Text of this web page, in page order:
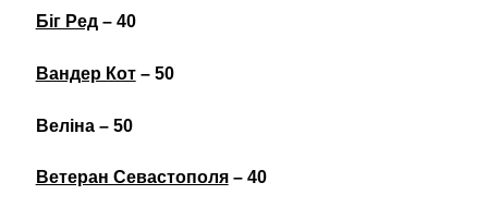
Біг Ред– 40
Вандер Кот– 50
Веліна – 50
Ветеран Севастополя– 40